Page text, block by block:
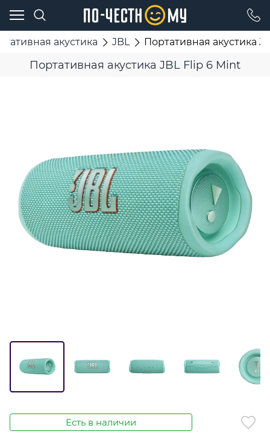
акустика JBL Портативная акустика
Портативная акустика JBL Flip 6 Mint
Есть в наличии